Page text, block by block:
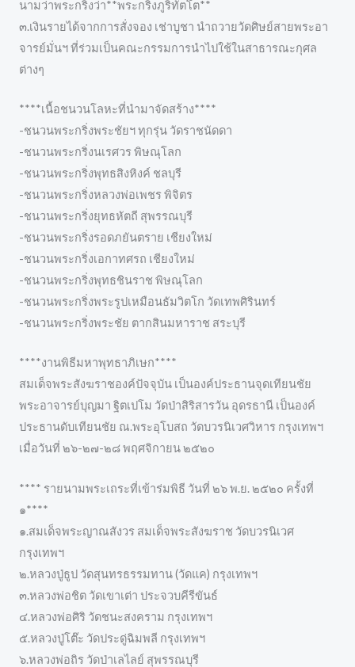
นามว่าพระกริ่งว่า**พระกริ่งภูริทัตโต**
๓.เงินรายได้จากการสั่งจอง เช่าบูชา นำถวายวัดศิษย์สายพระอา
จารย์มั่นฯ ที่ร่วมเป็นคณะกรรมการนำไปใช้ในสาธารณะกุศล
ต่างๆ
****เนื้อชนวนโลหะที่นำมาจัดสร้าง****
-ชนวนพระกริ่งพระชัยฯ ทุกรุ่น วัดราชนัดดา
-ชนวนพระกริ่งนเรศวร พิษณุโลก
-ชนวนพระกริ่งพุทธสิงหิงค์ ชลบุรี
-ชนวนพระกริ่งหลวงพ่อเพชร พิจิตร
-ชนวนพระกริ่งยุทธหัตถี สุพรรณบุรี
-ชนวนพระกริ่งรอดภยันตราย เชียงใหม่
-ชนวนพระกริ่งเอกาทศรถ เชียงใหม่
-ชนวนพระกริ่งพุทธชินราช พิษณุโลก
-ชนวนพระกริ่งพระรูปเหมือนธัมวิตโก วัดเทพศิรินทร์
-ชนวนพระกริ่งพระชัย ตากสินมหาราช สระบุรี
****งานพิธีมหาพุทธาภิเษก****
สมเด็จพระสังฆราชองค์ปัจจุบัน เป็นองค์ประธานจุดเทียนชัย
พระอาจารย์บุญมา ฐิตเปโม วัดป่าสิริสารวัน อุดรธานี เป็นองค์
ประธานดับเทียนชัย ณ.พระอุโบสถ วัดบวรนิเวศวิหาร กรุงเทพฯ
เมื่อวันที่ ๒๖-๒๗-๒๘ พฤศจิกายน ๒๕๒๐
**** รายนามพระเถระที่เข้าร่มพิธี วันที่ ๒๖ พ.ย. ๒๕๒๐ ครั้งที่
๑****
๑.สมเด็จพระญาณสังวร สมเด็จพระสังฆราช วัดบวรนิเวศ
กรุงเทพฯ
๒.หลวงปู่ธูป วัดสุนทรธรรมทาน (วัดแค) กรุงเทพฯ
๓.หลวงพ่อชิต วัดเขาเต่า ประจวบคีรีขันธ์
๔.หลวงพ่อศิริ วัดชนะสงคราม กรุงเทพฯ
๕.หลวงปู่โต๊ะ วัดประดู่ฉิมพลี กรุงเทพฯ
๖.หลวงพ่อถิร วัดป่าเลไลย์ สุพรรณบุรี